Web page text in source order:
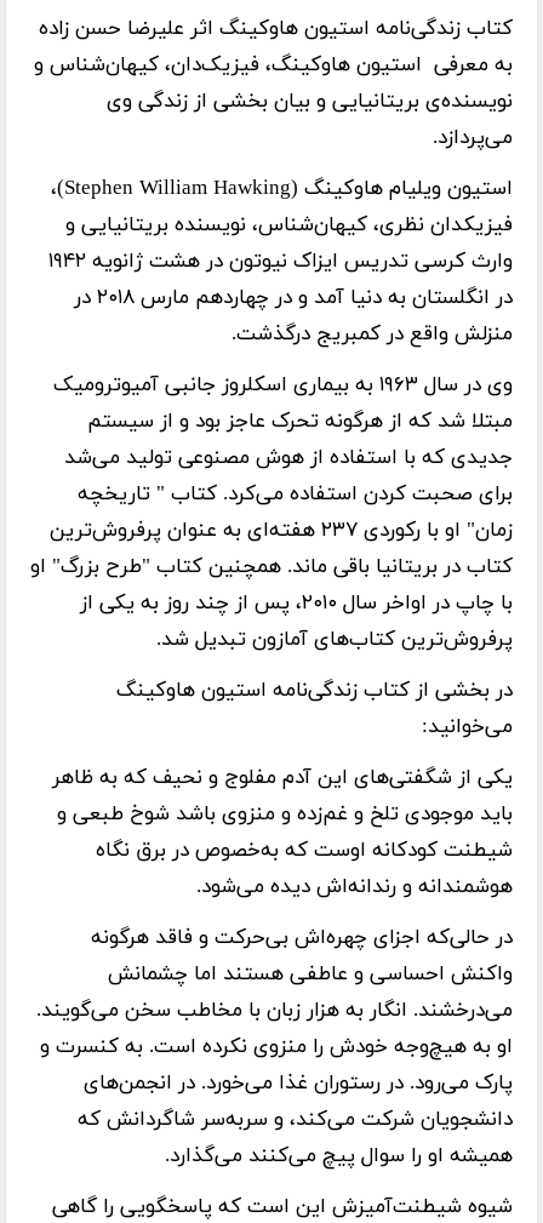
کتاب زندگی‌نامه استیون هاوکینگ اثر علیرضا حسن‌ زاده
به معرفی استیون هاوکینگ، فیزیک‌دان، کیهان‌شناس و
نویسنده‌ی بریتانیایی و بیان بخشی از زندگی وی
می‌پردازد.
استیون ویلیام هاوکینگ (Stephen William Hawking)،
فیزیکدان نظری، کیهان‌شناس، نویسنده بریتانیایی و
وارث کرسی تدریس ایزاک نیوتون در هشت ژانویه ۱۹۴۲
در انگلستان به دنیا آمد و در چهاردهم مارس ۲۰۱۸ در
منزلش واقع در کمبریج درگذشت.
وی در سال ۱۹۶۳ به بیماری اسکلروز جانبی آمیوترومیک
مبتلا شد که از هرگونه تحرک عاجز بود و از سیستم
جدیدی که با استفاده از هوش مصنوعی تولید می‌شد
برای صحبت کردن استفاده می‌کرد. کتاب " تاریخچه
زمان" او با رکوردی ۲۳۷ هفته‌ای به عنوان پرفروش‌ترین
کتاب در بریتانیا باقی ماند. همچنین کتاب "طرح بزرگ" او
با چاپ در اواخر سال ۲۰۱۰، پس از چند روز به یکی از
پرفروش‌ترین کتاب‌های آمازون تبدیل شد.
در بخشی از کتاب زندگی‌نامه استیون هاوکینگ
می‌خوانید:
یکی از شگفتی‌های این آدم مفلوج و نحیف که به ظاهر
باید موجودی تلخ و غم‌زده و منزوی باشد شوخ طبعی و
شیطنت کودکانه اوست که به‌خصوص در برق نگاه
هوشمندانه و رندانه‌اش دیده می‌شود.
در حالی‌که اجزای چهره‌اش بی‌حرکت و فاقد هرگونه
واکنش احساسی و عاطفی هستند اما چشمانش
می‌درخشند. انگار به هزار زبان با مخاطب سخن می‌گویند.
او به هیچ‌وجه خودش را منزوی نکرده است. به کنسرت و
پارک می‌رود. در رستوران غذا می‌خورد. در انجمن‌های
دانشجویان شرکت می‌کند، و سر‌به‌سر شاگردانش که
همیشه او را سوال پیچ می‌کنند می‌گذارد.
شیوه شیطنت‌آمیزش این‌ است که پاسخگویی را گاهی